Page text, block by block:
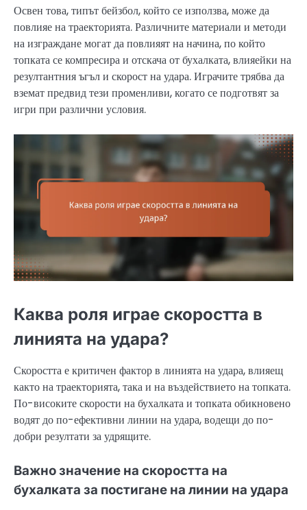
Освен това, типът бейзбол, който се използва, може да
повлияе на траекторията. Различните материали и методи
на изграждане могат да повлияят на начина, по който
топката се компресира и отскача от бухалката, влияейки на
резултантния ъгъл и скорост на удара. Играчите трябва да
вземат предвид тези променливи, когато се подготвят за
игри при различни условия.
Каква роля играе скоростта в
линията на удара?
Скоростта е критичен фактор в линията на удара, влияещ
както на траекторията, така и на въздействието на топката.
По-високите скорости на бухалката и топката обикновено
водят до по-ефективни линии на удара, водещи до по-
добри резултати за удрящите.
Важно значение на скоростта на
бухалката за постигане на линии на удара